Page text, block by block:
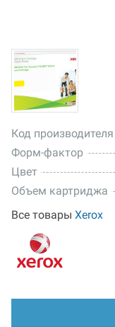
Код производителя
Форм-фактор
Цвет
Объем картриджа
Все товары Xerox